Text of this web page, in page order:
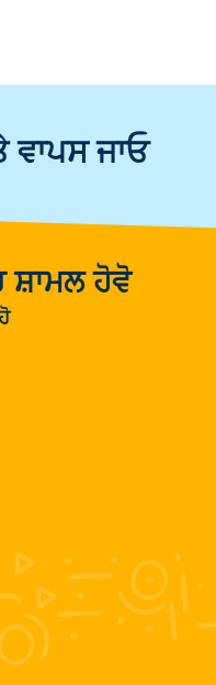
ਵਾਪਸ ਜਾਓ
ਸ਼ਾਮਲ ਹੋਵੋ